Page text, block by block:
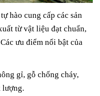
tự hào cung cấp các sản
từ vật liệu đạt chuẩn,
ưu điểm nổi bật của
gỉ, gỗ chống cháy,
lượng.